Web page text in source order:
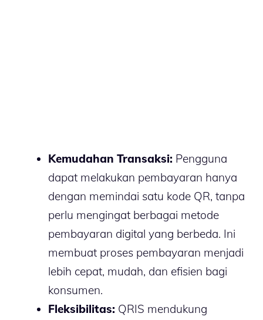
Kemudahan Transaksi: Pengguna
dapat melakukan pembayaran hanya
dengan memindai satu kode QR, tanpa
perlu mengingat berbagai metode
pembayaran digital yang berbeda. Ini
membuat proses pembayaran menjadi
lebih cepat, mudah, dan efisien bagi
konsumen.
Fleksibilitas: QRIS mendukung